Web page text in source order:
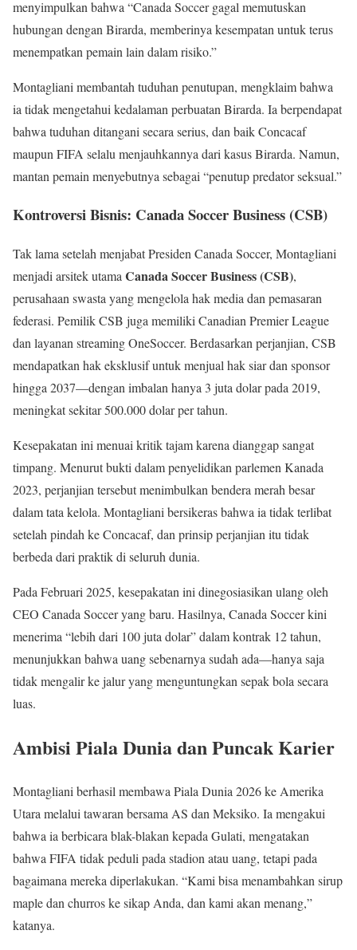
menyimpulkan bahwa “Canada Soccer gagal memutuskan
hubungan dengan Birarda, memberinya kesempatan untuk terus
menempatkan pemain lain dalam risiko.”
Montagliani membantah tuduhan penutupan, mengklaim bahwa
ia tidak mengetahui kedalaman perbuatan Birarda. Ia berpendapat
bahwa tuduhan ditangani secara serius, dan baik Concacaf
maupun FIFA selalu menjauhkannya dari kasus Birarda. Namun,
mantan pemain menyebutnya sebagai “penutup predator seksual.”
Kontroversi Bisnis: Canada Soccer Business (CSB)
Tak lama setelah menjabat Presiden Canada Soccer, Montagliani
menjadi arsitek utama Canada Soccer Business (CSB),
perusahaan swasta yang mengelola hak media dan pemasaran
federasi. Pemilik CSB juga memiliki Canadian Premier League
dan layanan streaming OneSoccer. Berdasarkan perjanjian, CSB
mendapatkan hak eksklusif untuk menjual hak siar dan sponsor
hingga 2037—dengan imbalan hanya 3 juta dolar pada 2019,
meningkat sekitar 500.000 dolar per tahun.
Kesepakatan ini menuai kritik tajam karena dianggap sangat
timpang. Menurut bukti dalam penyelidikan parlemen Kanada
2023, perjanjian tersebut menimbulkan bendera merah besar
dalam tata kelola. Montagliani bersikeras bahwa ia tidak terlibat
setelah pindah ke Concacaf, dan prinsip perjanjian itu tidak
berbeda dari praktik di seluruh dunia.
Pada Februari 2025, kesepakatan ini dinegosiasikan ulang oleh
CEO Canada Soccer yang baru. Hasilnya, Canada Soccer kini
menerima “lebih dari 100 juta dolar” dalam kontrak 12 tahun,
menunjukkan bahwa uang sebenarnya sudah ada—hanya saja
tidak mengalir ke jalur yang menguntungkan sepak bola secara
luas.
Ambisi Piala Dunia dan Puncak Karier
Montagliani berhasil membawa Piala Dunia 2026 ke Amerika
Utara melalui tawaran bersama AS dan Meksiko. Ia mengakui
bahwa ia berbicara blak-blakan kepada Gulati, mengatakan
bahwa FIFA tidak peduli pada stadion atau uang, tetapi pada
bagaimana mereka diperlakukan. “Kami bisa menambahkan sirup
maple dan churros ke sikap Anda, dan kami akan menang,”
katanya.